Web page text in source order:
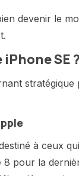
devenir le
SE ?
à ceux
8 pour la